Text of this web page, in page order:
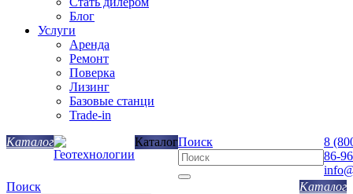
Блог
Услуги
Аренда
Ремонт
Поверка
Лизинг
Базовые станци
Trade-in
КаталогПоиск
8
86-96
Поиск